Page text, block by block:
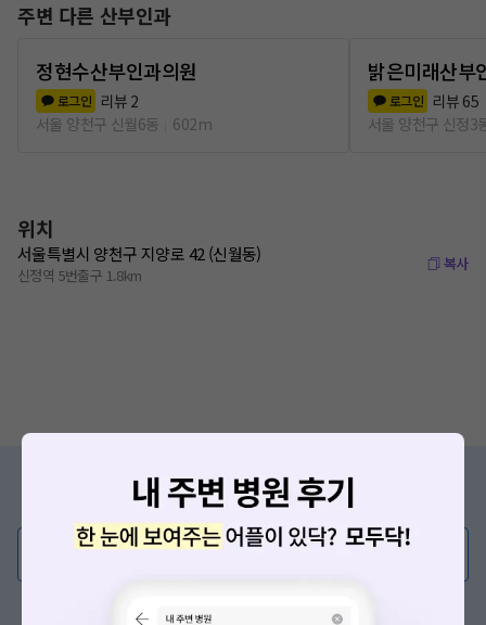
주변 다른 산부인과
정현수산부인과의원
로그인 리뷰 2
서울 양천구 신월6동
602m
밝은미래산부
로그인 리뷰 65
서울 양천구 신정3
위치
서울특별시 양천구 지양로 42 (신월동)
신정역 5번출구 1.8km
복사
증상/치료, 궁금한 점이 있나요?
의사가 직접 답해드려요!
💬 무엇이든 물어보세요